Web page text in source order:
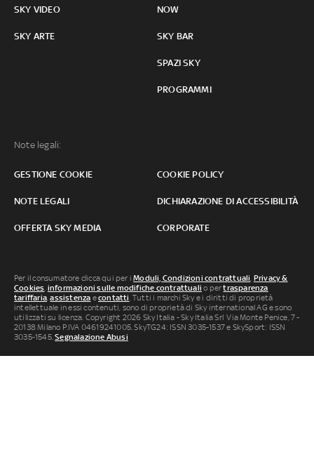
SKY VIDEO
SKY ARTE
NOW
SKY BAR
SPAZI SKY
PROGRAMMI
Note legali:
GESTIONE COOKIE COOKIE POLICY
NOTE LEGALI DICHIARAZIONE DI ACCESSIBILITÀ
OFFERTA SKY MEDIA CORPORATE
Per il consumatore clicca qui per iModuli, Condizioni contrattuali, Privacy &
Cookies, informazioni sulle modifiche contrattuali o pertrasparenza
tariffaria,assistenza econtatti. Tutti i marchi Sky e i diritti di proprietà
intellettuale in essi contenuti, sono di proprietà di Sky international AG e sono
utilizzati su licenza. Copyright 2026 Sky Italia - Sky Italia Srl Via Monte Penice, 7 -
20138 Milano P.IVA 04619241005. SkyTG24: ISSN 3035-1537 e SkySport: ISSN
3035-1545.Segnalazione Abusi